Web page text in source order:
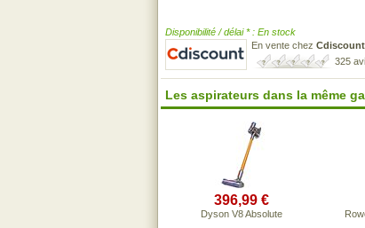
Disponibilité / délai * : En stock
En vente chez Cdiscount
325
Les aspirateurs dans la même
396,99 €
Dyson V8 Absolute